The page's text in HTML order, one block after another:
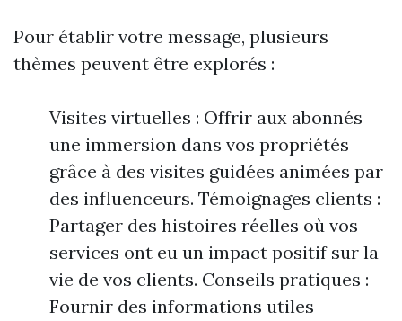
Pour établir votre message, plusieurs
thèmes peuvent être explorés :
Visites virtuelles : Offrir aux abonnés
une immersion dans vos propriétés
grâce à des visites guidées animées par
des influenceurs. Témoignages clients :
Partager des histoires réelles où vos
services ont eu un impact positif sur la
vie de vos clients. Conseils pratiques :
Fournir des informations utiles